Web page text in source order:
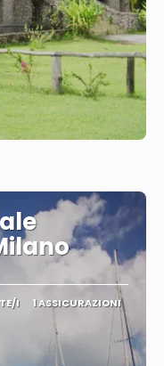
I 1 ASSICURAZIONI